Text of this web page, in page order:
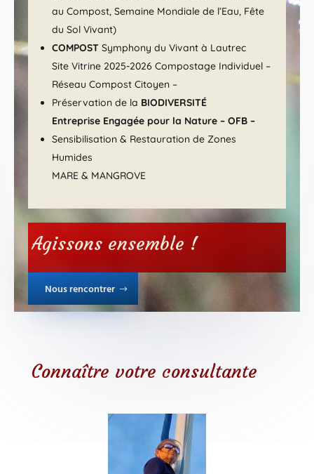
au Compost, Semaine Mondiale de l’Eau, Fête
du Sol Vivant)
COMPOSTSymphony du Vivant à Lautrec
Site Vitrine 2025-2026 Compostage Individuel –
Réseau Compost Citoyen –
Préservation de la BIODIVERSITÉ
Entreprise Engagée pour la Nature – OFB –
Sensibilisation & Restauration de Zones
Humides
MARE & MANGROVE
Agissons ensemble !
Nous rencontrer
Connaître votre consultante